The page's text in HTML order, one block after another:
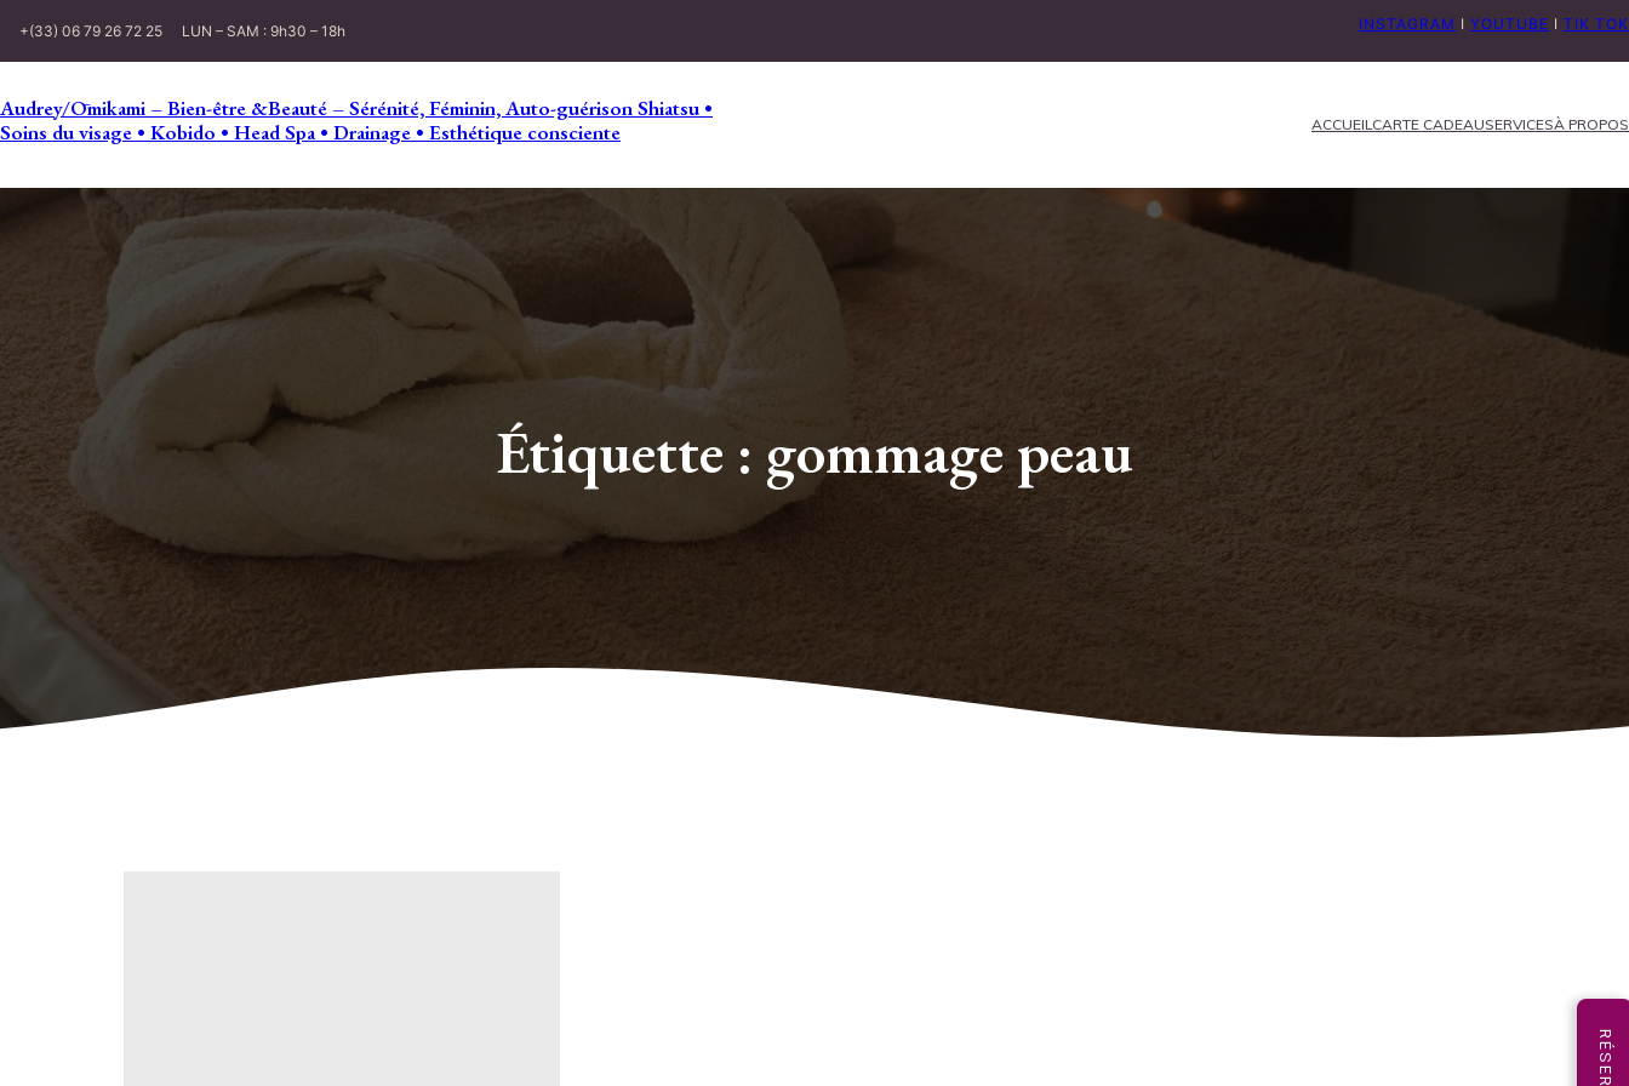
+(33) 06 79 26 72 25 LUN – SAM : 9h30 – 18h INSTAGRAM I YOUTUBE I TIK TOK
Audrey/Ōmikami – Bien-être &Beauté – Sérénité, Féminin, Auto-guérison Shiatsu •
Soins du visage • Kobido • Head Spa • Drainage • Esthétique consciente
ACCUEILCARTE CADEAUSERVICESÀ PROPOS
Étiquette : gommage peau